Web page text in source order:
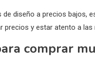
de diseño a precios bajos,
precios y estar atento a las
comprar